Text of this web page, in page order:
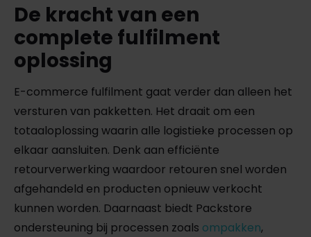
De kracht van een
complete fulfilment
oplossing
E-commerce fulfilment gaat verder dan alleen het
versturen van pakketten. Het draait om een
totaaloplossing waarin alle logistieke processen op
elkaar aansluiten. Denk aan efficiënte
retourverwerking waardoor retouren snel worden
afgehandeld en producten opnieuw verkocht
kunnen worden. Daarnaast biedt Packstore
ondersteuning bij processen zoals ompakken,